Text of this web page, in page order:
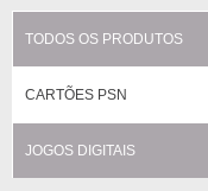
TODOS OS PRODUTOS
CARTÕES PSN
JOGOS DIGITAIS